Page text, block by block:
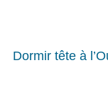
Dormir tête à